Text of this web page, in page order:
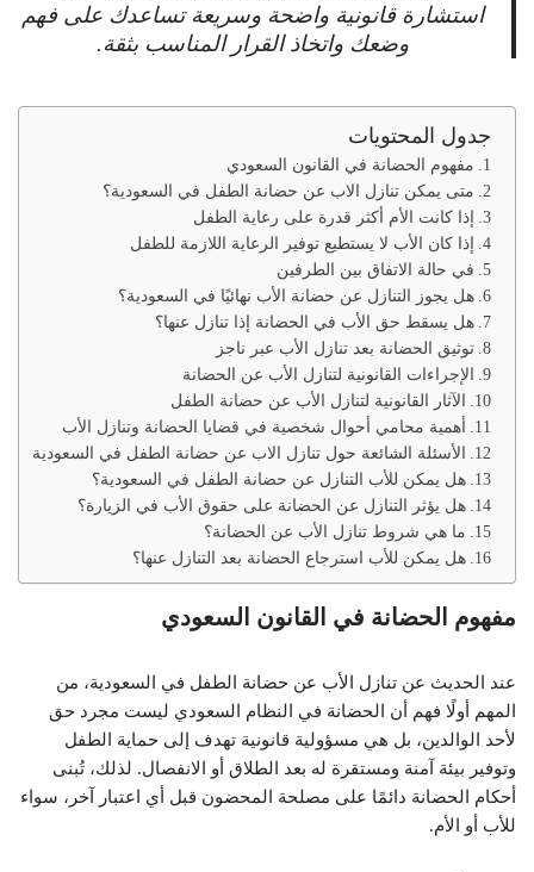
استشارة قانونية واضحة وسريعة تساعدك على فهم
وضعك واتخاذ القرار المناسب بثقة.
جدول المحتويات
مفهوم الحضانة في القانون السعودي
متى يمكن تنازل الاب عن حضانة الطفل في السعودية؟
إذا كانت الأم أكثر قدرة على رعاية الطفل
إذا كان الأب لا يستطيع توفير الرعاية اللازمة للطفل
في حالة الاتفاق بين الطرفين
هل يجوز التنازل عن حضانة الأب نهائيًا في السعودية؟
هل يسقط حق الأب في الحضانة إذا تنازل عنها؟
توثيق الحضانة بعد تنازل الأب عبر ناجز
الإجراءات القانونية لتنازل الأب عن الحضانة
الآثار القانونية لتنازل الأب عن حضانة الطفل
أهمية محامي أحوال شخصية في قضايا الحضانة وتنازل الأب
الأسئلة الشائعة حول تنازل الاب عن حضانة الطفل في السعودية
هل يمكن للأب التنازل عن حضانة الطفل في السعودية؟
هل يؤثر التنازل عن الحضانة على حقوق الأب في الزيارة؟
ما هي شروط تنازل الأب عن الحضانة؟
هل يمكن للأب استرجاع الحضانة بعد التنازل عنها؟
مفهوم الحضانة في القانون السعودي
عند الحديث عن تنازل الأب عن حضانة الطفل في السعودية، من
المهم أولًا فهم أن الحضانة في النظام السعودي ليست مجرد حق
لأحد الوالدين، بل هي مسؤولية قانونية تهدف إلى حماية الطفل
وتوفير بيئة آمنة ومستقرة له بعد الطلاق أو الانفصال. لذلك، تُبنى
أحكام الحضانة دائمًا على مصلحة المحضون قبل أي اعتبار آخر، سواء
للأب أو الأم.